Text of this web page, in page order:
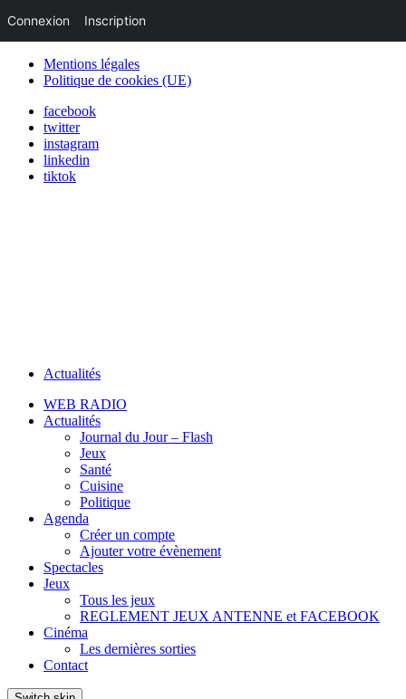
Mentions légales
Politique de cookies (UE)
facebook
twitter
instagram
linkedin
tiktok
Actualités
WEB RADIO
Actualités
Journal du Jour – Flash
Jeux
Santé
Cuisine
Politique
Agenda
Créer un compte
Ajouter votre évènement
Spectacles
Jeux
Tous les jeux
REGLEMENT JEUX ANTENNE et FACEBOOK
Cinéma
Les dernières sorties
Contact
Connexion Inscription